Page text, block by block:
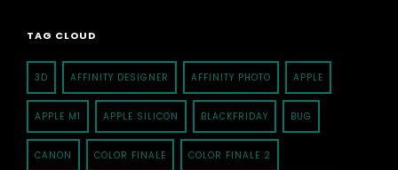
TAG CLOUD
3D AFFINITY DESIGNER AFFINITY PHOTO APPLE
APPLE M1 APPLE SILICON BLACKFRIDAY BUG
CANON COLOR FINALE COLOR FINALE 2